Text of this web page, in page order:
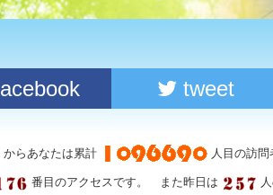
tweet
からあなたは累計 人目の訪
番目のアクセスです。 また昨日は